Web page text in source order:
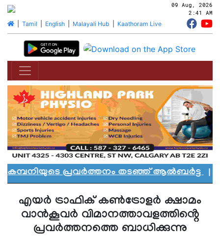
09 Aug, 2026
2:41 AM
| Tamil English| Malayali Hub Kaathoram Live
പ്രവർത്തനം തടഞ്ഞ് ആൽബർട്ട|
എയർ ട്രാഫിക് കൺട്രോളർ ക്ഷാമം
വാൻകൂവർ വിമാനത്താവളത്തിൻ്റെ
പ്രവർത്തനത്തെ ബാധിക്കുന്നു